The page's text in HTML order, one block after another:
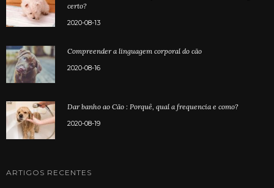
certo?
2020-08-13
Compreender a linguagem corporal do cão
2020-08-16
Dar banho ao Cão : Porquê, qual a frequencia e como?
2020-08-19
ARTIGOS RECENTES